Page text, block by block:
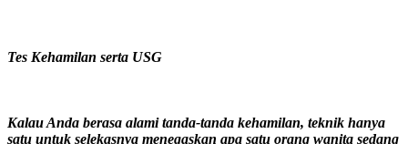
Tes Kehamilan serta USG
Kalau Anda berasa alami tanda-tanda kehamilan, teknik hanya
satu untuk selekasnya menegaskan apa satu orang wanita sedang